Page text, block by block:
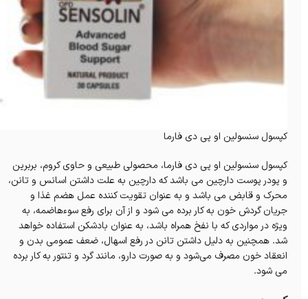
کپسول سنسولین او پی دی فارما
کپسول سنسولین او پی دی فارما، محصولی طبیعی و حاوی کروم، بربرین
و پودر پوست دارچین می باشد که دارچین به علت داشتن اسانس و تانن،
محرک و قابض می باشد و به عنوان تقویت کننده عمل هضم غذا و
جریان گردش خون به کار برده می شود و از آن برای رفع سوءهاضمه، به
ویژه در مواردی که با نفخ همراه باشد، به عنوان بادشکن استفاده خواهد
شد. همچنین به دلیل داشتن تانن در رفع اسهال، ضعف عمومی بدن و
انعقاد خون مصرف می‌شود و به صورت دارو، مانند گرد و تنتور به کار برده
می شود.